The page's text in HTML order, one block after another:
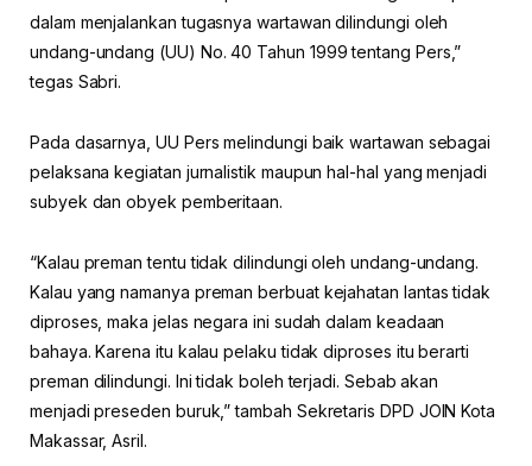
dalam menjalankan tugasnya wartawan dilindungi oleh
undang-undang (UU) No. 40 Tahun 1999 tentang Pers,”
tegas Sabri.
Pada dasarnya, UU Pers melindungi baik wartawan sebagai
pelaksana kegiatan jurnalistik maupun hal-hal yang menjadi
subyek dan obyek pemberitaan.
“Kalau preman tentu tidak dilindungi oleh undang-undang.
Kalau yang namanya preman berbuat kejahatan lantas tidak
diproses, maka jelas negara ini sudah dalam keadaan
bahaya. Karena itu kalau pelaku tidak diproses itu berarti
preman dilindungi. Ini tidak boleh terjadi. Sebab akan
menjadi preseden buruk,” tambah Sekretaris DPD JOIN Kota
Makassar, Asril.